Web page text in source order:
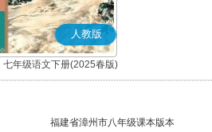
人教版
七年级语文下册(2025春版)
(部编版)
福建省漳州市八年级课本版本